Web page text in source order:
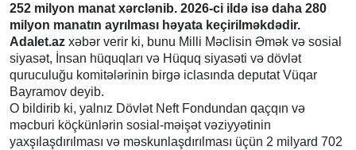
252 milyon manat xərclənib. 2026-ci ildə isə daha 280
milyon manatın ayrılması həyata keçirilməkdədir.
Adalet.az xəbər verir ki, bunu Milli Məclisin Əmək və sosial
siyasət, İnsan hüquqları və Hüquq siyasəti və dövlət
quruculuğu komitələrinin birgə iclasında deputat Vüqar
Bayramov deyib.
O bildirib ki, yalnız Dövlət Neft Fondundan qaçqın və
məcburi köçkünlərin sosial-məişət vəziyyətinin
yaxşılaşdırılması və məskunlaşdırılması üçün 2 milyard 702